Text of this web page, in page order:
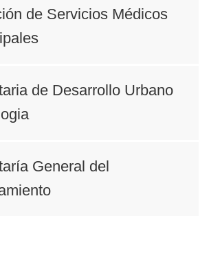
de Servicios Médicos
de Desarrollo Urbano
General del